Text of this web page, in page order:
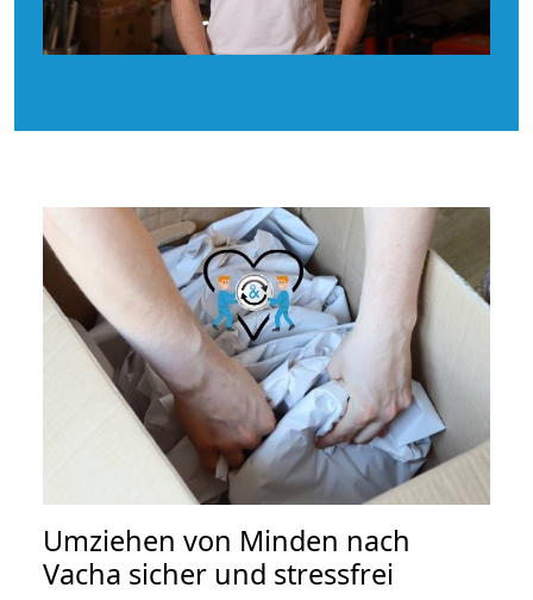
Umziehen von Minden nach
Vacha sicher und stressfrei